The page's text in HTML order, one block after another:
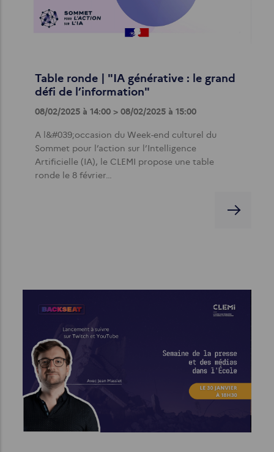
Table ronde | "IA générative : le grand
défi de l’information"
08/02/2025 à 14:00 > 08/02/2025 à 15:00
A l&#039;occasion du Week-end culturel du
Sommet pour l’action sur l’Intelligence
Artificielle (IA), le CLEMI propose une table
ronde le 8 février…